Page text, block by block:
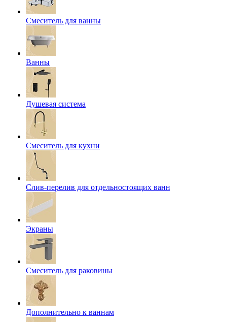
Смеситель для ванны
Ванны
Душевая система
Смеситель для кухни
Слив-перелив для отдельностоящих ванн
Экраны
Смеситель для раковины
Дополнительно к ваннам